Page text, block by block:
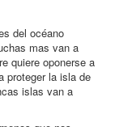
del océano
mas van a
quiere oponerse a
proteger la isla de
islas van a